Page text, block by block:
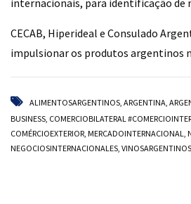
internacionais, para identificação de
CECAB, Hiperideal e Consulado
impulsionar os produtos argentinos
ALIMENTOSARGENTINOS, ARGENTINA,
BUSINESS, COMERCIOBILATERAL
COMÉRCIOEXTERIOR, MERCADOINTERNACIONAL,
NEGOCIOSINTERNACIONALES, VINOSARGENTINOS